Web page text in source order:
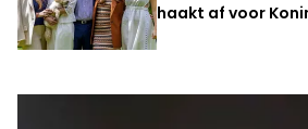
haakt af voor
Laatste nieuws